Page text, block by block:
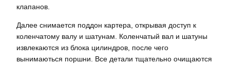
клапанов.
Далее снимается поддон картера, открывая доступ к
коленчатому валу и шатунам. Коленчатый вал и шатуны
извлекаются из блока цилиндров, после чего
вынимаються поршни. Все детали тщательно очищаются